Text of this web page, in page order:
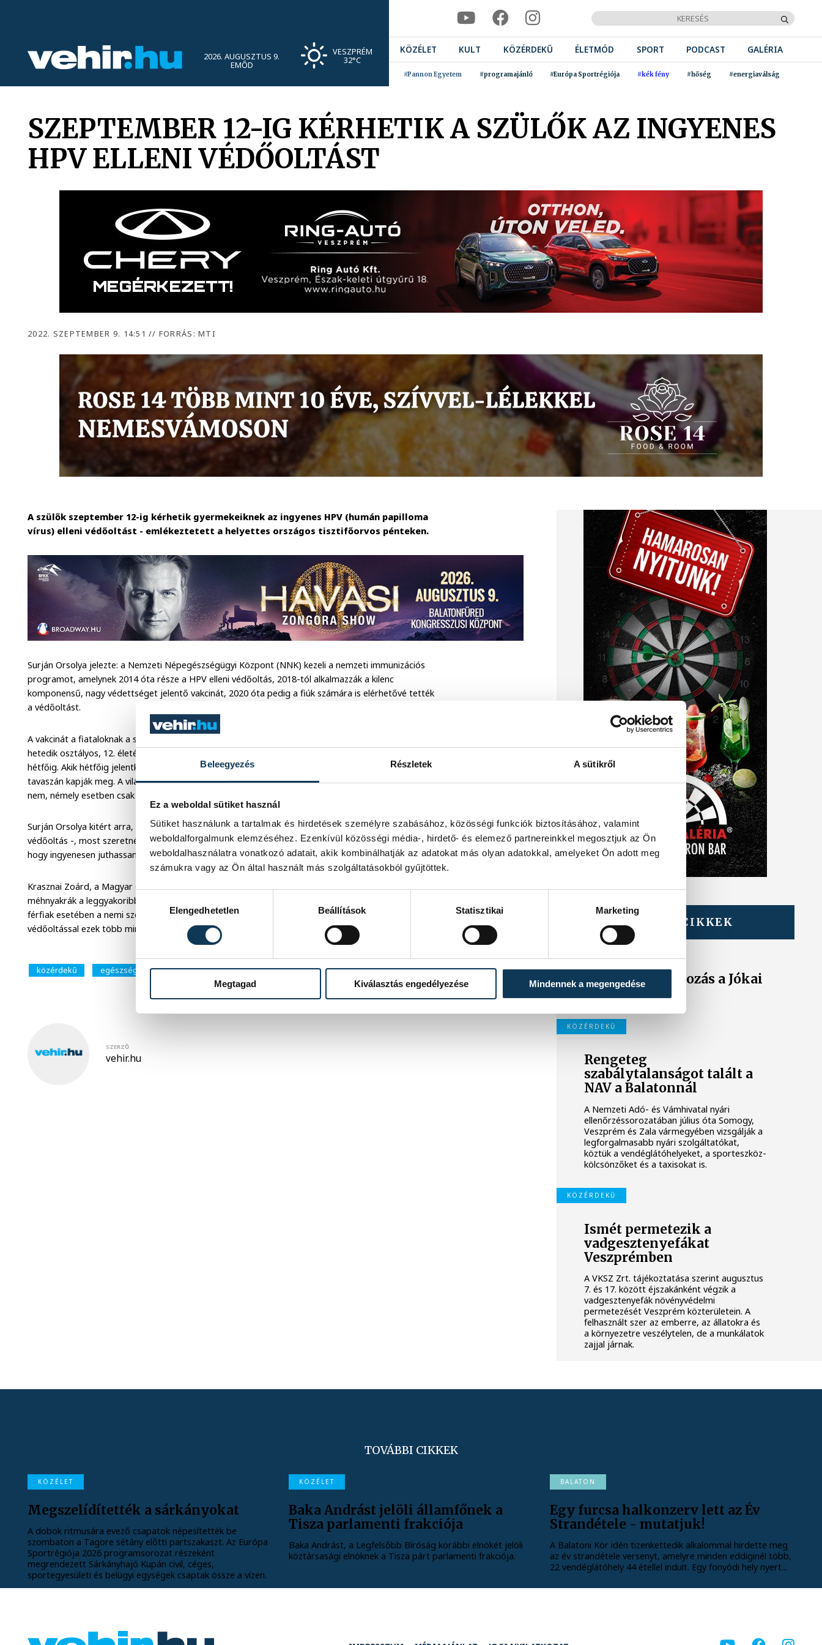
Beleegyezés Részletek A sütikről
Ez a weboldal sütiket használ
Sütiket használunk a tartalmak és hirdetések személyre szabásához, közösségi funkciók biztosításához, valamint
weboldalforgalmunk elemzéséhez. Ezenkívül közösségi média-, hirdető- és elemező partnereinkkel megosztjuk az Ön
weboldalhasználatra vonatkozó adatait, akik kombinálhatják az adatokat más olyan adatokkal, amelyeket Ön adott meg
számukra vagy az Ön által használt más szolgáltatásokból gyűjtöttek.
Elengedhetetlen
Beállítások Statisztikai Marketing
Megtagad Kiválasztás engedélyezése Mindennek a megengedése
2026. AUGUSZTUS 9.
EMŐD
VESZPRÉM
32°C
KÖZÉLET KULT KÖZÉRDEKŰ ÉLETMÓD SPORT PODCAST GALÉRIA
#Pannon Egyetem #programajánló #Európa Sportrégiója #kék fény #hőség #energiaválság
SZEPTEMBER 12-IG KÉRHETIK A SZÜLŐK AZ INGYENES
HPV ELLENI VÉDŐOLTÁST
2022. SZEPTEMBER 9. 14:51// FORRÁS: MTI
A szülők szeptember 12-ig kérhetik gyermekeiknek az ingyenes HPV (humán papilloma
vírus) elleni védőoltást - emlékeztetett a helyettes országos tisztifőorvos pénteken.
Surján Orsolya jelezte: a Nemzeti Népegészségügyi Központ (NNK) kezeli a nemzeti immunizációs
programot, amelynek 2014 óta része a HPV elleni védőoltás, 2018-tól alkalmazzák a kilenc
komponensű, nagy védettséget jelentő vakcinát, 2020 óta pedig a fiúk számára is elérhetővé tették
a védőoltást.
A vakcinát a fiataloknak a szexuális élet megkezdése előtt érdemes beadni, ezért az általános iskola
hetedik osztályos, 12. életévüket betöltött gyerekeknek kérhetik a szüleik az ingyenes védőoltást
hétfőig. Akik hétfőig jelentkeznek a védőoltásra, az első vakcinát októberben, a másodikat jövő év
tavaszán kapják meg. A világon több 100 millió védőoltást adtak már be, komolyabb mellékhatást
nem, némely esetben csak helyi mellékhatást tapasztaltak.
Surján Orsolya kitért arra, hogy egyre több 18 éves fiatal - akiknek a szülei korábban nem kérték a
védőoltás -, most szeretné beadatni a vakcinát. Számukra is szeretnének olyan programot indítani,
hogy ingyenesen juthassanak hozzá a védőoltáshoz.
Krasznai Zoárd, a Magyar Gyermeknőgyógyász Társaság elnöke elmondta: a nők esetében a
méhnyakrák a leggyakoribb HPV-fertőzés által okozott betegség, de más problémákért is felelős, a
férfiak esetében a nemi szervi daganatokon kívül más, például szájüregi daganatokat is okozhat. A
védőoltással ezek több mint 90 százaléka megelőzhető.
közérdekű egészség védőoltás
SZERZŐ
vehir.hu
TOVÁBBI CIKKEK
KÖZÉRDEKŰ
Ideiglenes
forgalomkorlátozás a Jókai
utcában
KÖZÉRDEKŰ
Rengeteg
szabálytalanságot talált a
NAV a Balatonnál
A Nemzeti Adó- és Vámhivatal nyári
ellenőrzéssorozatában július óta Somogy,
Veszprém és Zala vármegyében vizsgálják a
legforgalmasabb nyári szolgáltatókat,
köztük a vendéglátóhelyeket, a sporteszköz-
kölcsönzőket és a taxisokat is.
KÖZÉRDEKŰ
Ismét permetezik a
vadgesztenyefákat
Veszprémben
A VKSZ Zrt. tájékoztatása szerint augusztus
7. és 17. között éjszakánként végzik a
vadgesztenyefák növényvédelmi
permetezését Veszprém közterületein. A
felhasznált szer az emberre, az állatokra és
a környezetre veszélytelen, de a munkálatok
zajjal járnak.
TOVÁBBI CIKKEK
KÖZÉLET
Megszelídítették a sárkányokat
A dobok ritmusára evező csapatok népesítették be
szombaton a Tagore sétány előtti partszakaszt. Az Európa
Sportrégiója 2026 programsorozat részeként
megrendezett Sárkányhajó Kupán civil, céges,
sportegyesületi és belügyi egységek csaptak össze a vízen.
KÖZÉLET
Baka Andrást jelöli államfőnek a
Tisza parlamenti frakciója
Baka Andrást, a Legfelsőbb Bíróság korábbi elnökét jelöli
köztársasági elnöknek a Tisza párt parlamenti frakciója.
BALATON
Egy furcsa halkonzerv lett az Év
Strandétele - mutatjuk!
A Balatoni Kör idén tizenkettedik alkalommal hirdette meg
az év strandétele versenyt, amelyre minden eddiginél több,
22 vendéglátóhely 44 étellel indult. Egy fonyódi hely nyert...